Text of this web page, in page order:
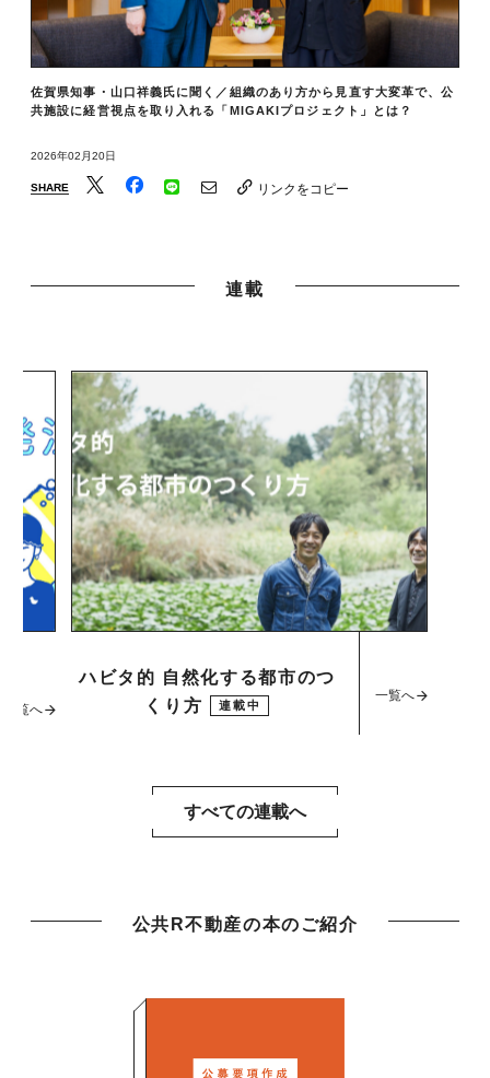
佐賀県知事・山口祥義氏に聞く／組織のあり方から見直す大変革で、公
共施設に経営視点を取り入れる「MIGAKIプロジェクト」とは？
2026年02月20日
SHARE リンクをコピー
連載
ハビタ的 自然化する都市のつ
くり方
連載中
一覧へ
一覧へ
すべての連載へ
公共R不動産の本のご紹介